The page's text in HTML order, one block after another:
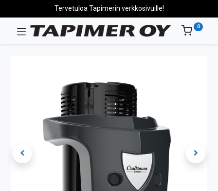
Tervetuloa Tapimerin verkkosivuille!
0